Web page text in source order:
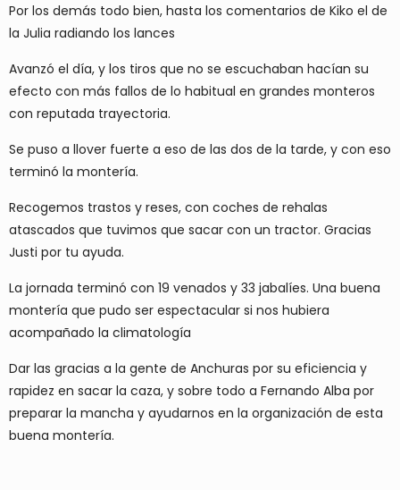
Por los demás todo bien, hasta los comentarios de Kiko el de
la Julia radiando los lances
Avanzó el día, y los tiros que no se escuchaban hacían su
efecto con más fallos de lo habitual en grandes monteros
con reputada trayectoria.
Se puso a llover fuerte a eso de las dos de la tarde, y con eso
terminó la montería.
Recogemos trastos y reses, con coches de rehalas
atascados que tuvimos que sacar con un tractor. Gracias
Justi por tu ayuda.
La jornada terminó con 19 venados y 33 jabalíes. Una buena
montería que pudo ser espectacular si nos hubiera
acompañado la climatología
Dar las gracias a la gente de Anchuras por su eficiencia y
rapidez en sacar la caza, y sobre todo a Fernando Alba por
preparar la mancha y ayudarnos en la organización de esta
buena montería.